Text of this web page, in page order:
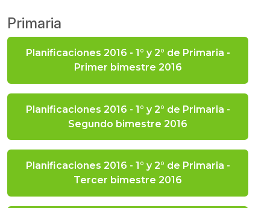
Primaria
Planificaciones 2016 - 1° y 2° de Primaria -
Primer bimestre 2016
Planificaciones 2016 - 1° y 2° de Primaria -
Segundo bimestre 2016
Planificaciones 2016 - 1° y 2° de Primaria -
Tercer bimestre 2016